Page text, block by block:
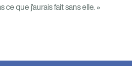
ce que j'aurais fait sans elle. »